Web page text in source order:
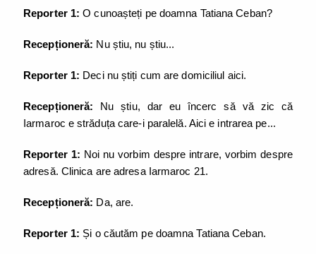
Reporter 1: O cunoașteți pe doamna Tatiana Ceban?
Recepționeră: Nu știu, nu știu...
Reporter 1: Deci nu știți cum are domiciliul aici.
Recepționeră: Nu știu, dar eu încerc să vă zic că
Iarmaroc e străduța care-i paralelă. Aici e intrarea pe...
Reporter 1: Noi nu vorbim despre intrare, vorbim despre
adresă. Clinica are adresa Iarmaroc 21.
Recepționeră: Da, are.
Reporter 1: Și o căutăm pe doamna Tatiana Ceban.